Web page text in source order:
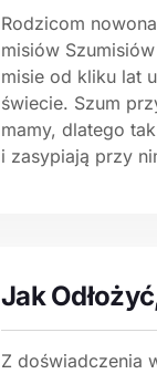
Rodzicom
misiów
misie od kliku lat
świecie. Szum
mamy, dlatego
i zasypiają przy
Jak
Z doświadczenia